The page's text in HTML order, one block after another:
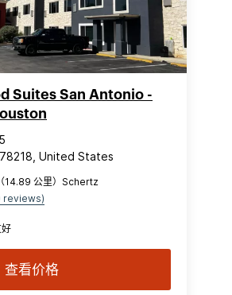
Suites San Antonio -
United States
14.89 公里）Schertz
reviews)
查看价格